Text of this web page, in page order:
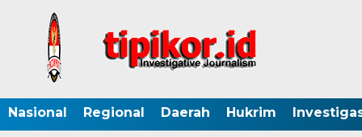
Nasional Regional Daerah Hukrim